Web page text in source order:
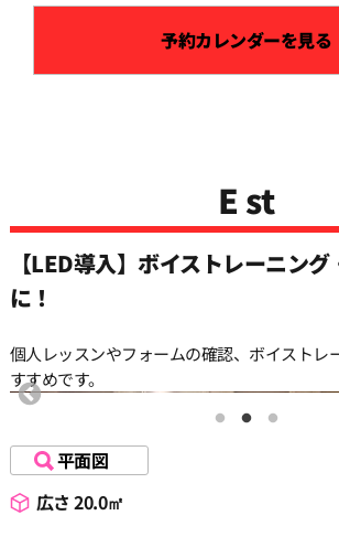
予約カレンダーを見る
E st
【LED導入】ボイストレーニン
に！
個人レッスンやフォームの確認、ボイストレ
すすめです。
平面図
広さ 20.0㎡